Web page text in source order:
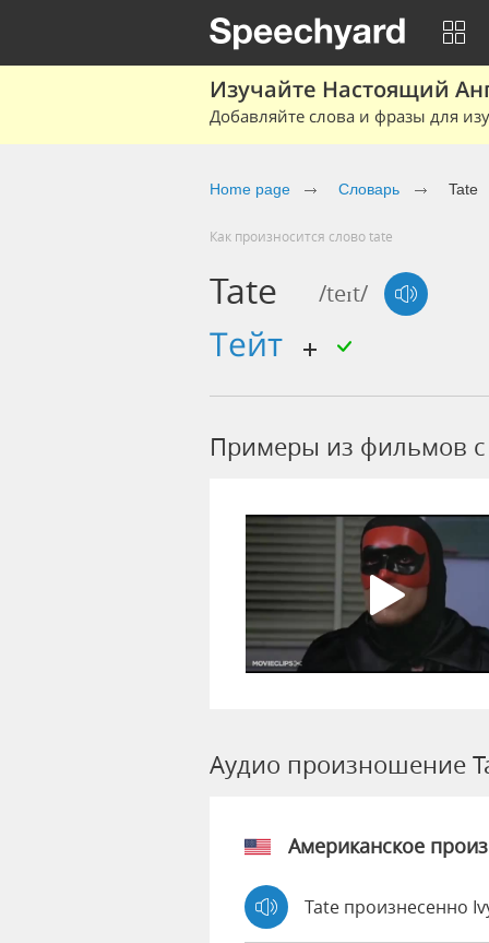
Изучайте Настоящий
Добавляйте слова и фразы для
Home page Словарь Tate
Как произносится слово tate
Tate /teɪt/
Тейт
Примеры из фильмов c
Аудио произношение
Американское
Tate произнесенно